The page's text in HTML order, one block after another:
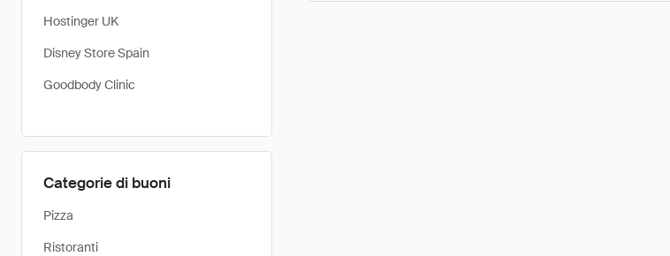
Hostinger UK
Disney Store Spain
Goodbody Clinic
Categorie di buoni
Pizza
Ristoranti